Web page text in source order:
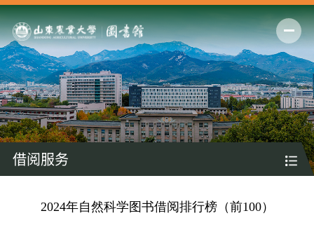
借阅服务
2024年自然科学图书借阅排行榜（前100）